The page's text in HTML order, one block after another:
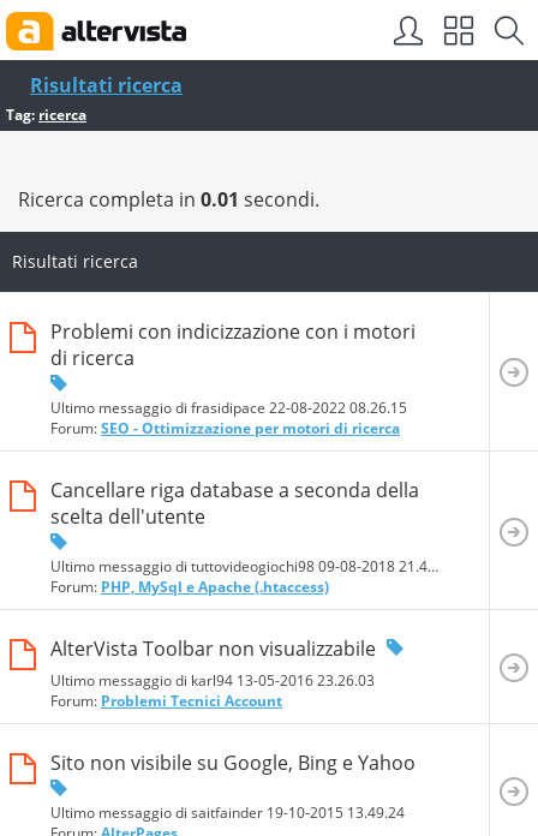
Risultati ricerca
Tag: ricerca
Ricerca completa in 0.01 secondi.
Risultati ricerca
Problemi con indicizzazione con i motori
di ricerca
Ultimo messaggio di frasidipace 22-08-202208.26.15
Forum:SEO - Ottimizzazione per motori di ricerca
Cancellare riga database a seconda della
scelta dell'utente
Ultimo messaggio di tuttovideogiochi98 09-08-201821.45.23
Forum: PHP, MySql e Apache (.htaccess)
AlterVista Toolbar non visualizzabile
Ultimo messaggio di karl94 13-05-201623.26.03
Forum: Problemi Tecnici Account
Sito non visibile su Google, Bing e Yahoo
Ultimo messaggio di saitfainder 19-10-2015 13.49.24